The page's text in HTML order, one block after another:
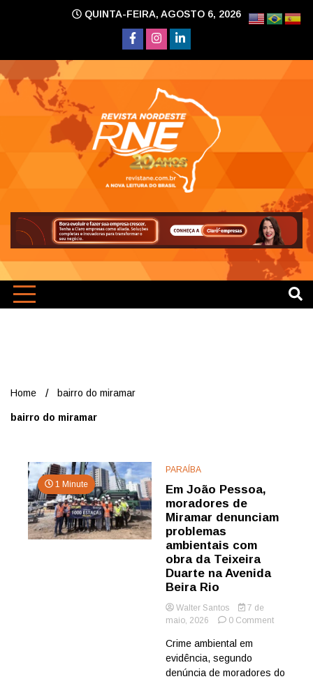
QUINTA-FEIRA, AGOSTO 6, 2026
Home bairro do miramar
bairro do miramar
1 Minute
PARAÍBA
Em João Pessoa,
moradores de
Miramar denunciam
problemas
ambientais com
obra da Teixeira
Duarte na Avenida
Beira Rio
Walter Santos
7 de
maio, 2026
0 Commenton
Crime ambiental em
evidência, segundo
denúncia de moradores do